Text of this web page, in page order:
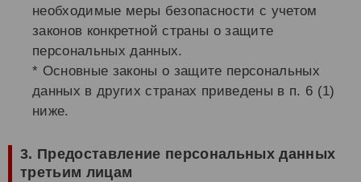
необходимые меры безопасности с учетом
законов конкретной страны о защите
персональных данных.
* Основные законы о защите персональных
данных в других странах приведены в п. 6 (1)
ниже.
3. Предоставление персональных данных
третьим лицам